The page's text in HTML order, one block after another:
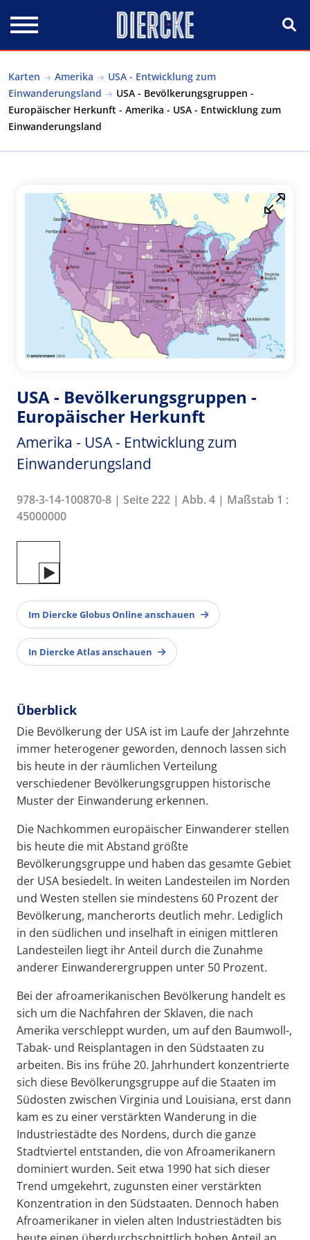
Karten Amerika
USA - Entwicklung zum
Einwanderungsland
USA - Bevölkerungsgruppen -
Europäischer Herkunft - Amerika - USA - Entwicklung zum
Einwanderungsland
USA - Bevölkerungsgruppen -
Europäischer Herkunft
Amerika - USA - Entwicklung zum
Einwanderungsland
978-3-14-100870-8 | Seite 222 | Abb. 4 | Maßstab 1 :
45000000
Im Diercke Globus Online anschauen
In Diercke Atlas anschauen
Überblick
Die Bevölkerung der USA ist im Laufe der Jahrzehnte
immer heterogener geworden, dennoch lassen sich
bis heute in der räumlichen Verteilung
verschiedener Bevölkerungsgruppen historische
Muster der Einwanderung erkennen.
Die Nachkommen europäischer Einwanderer stellen
bis heute die mit Abstand größte
Bevölkerungsgruppe und haben das gesamte Gebiet
der USA besiedelt. In weiten Landesteilen im Norden
und Westen stellen sie mindestens 60 Prozent der
Bevölkerung, mancherorts deutlich mehr. Lediglich
in den südlichen und inselhaft in einigen mittleren
Landesteilen liegt ihr Anteil durch die Zunahme
anderer Einwanderergruppen unter 50 Prozent.
Bei der afroamerikanischen Bevölkerung handelt es
sich um die Nachfahren der Sklaven, die nach
Amerika verschleppt wurden, um auf den Baumwoll-,
Tabak- und Reisplantagen in den Südstaaten zu
arbeiten. Bis ins frühe 20. Jahrhundert konzentrierte
sich diese Bevölkerungsgruppe auf die Staaten im
Südosten zwischen Virginia und Louisiana, erst dann
kam es zu einer verstärkten Wanderung in die
Industriestädte des Nordens, durch die ganze
Stadtviertel entstanden, die von Afroamerikanern
dominiert wurden. Seit etwa 1990 hat sich dieser
Trend umgekehrt, zugunsten einer verstärkten
Konzentration in den Südstaaten. Dennoch haben
Afroamerikaner in vielen alten Industriestädten bis